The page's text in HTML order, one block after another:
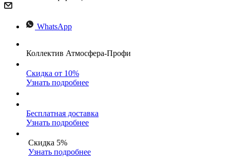
WhatsApp
Коллектив Атмосфера-Профи
Скидка от 10%
Узнать подробнее
Бесплатная доставка
Узнать подробнее
Скидка 5%
Узнать подробнее